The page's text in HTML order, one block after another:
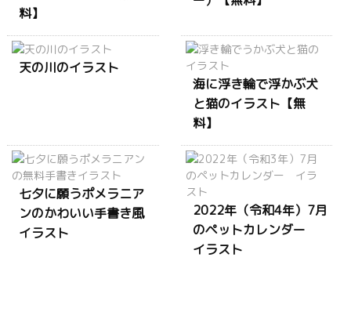
料】
天の川のイラスト
海に浮き輪で浮かぶ犬
と猫のイラスト【無
料】
七夕に願うポメラニア
ンのかわいい手書き風
イラスト
2022年（令和4年）7月
のペットカレンダー
イラスト